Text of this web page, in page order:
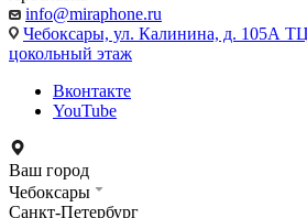
info@miraphone.ru
Чебоксары, ул. Калинина, д. 105А
цокольный этаж
Вконтакте
YouTube
Ваш город
Чебоксары
Санкт-Петербург